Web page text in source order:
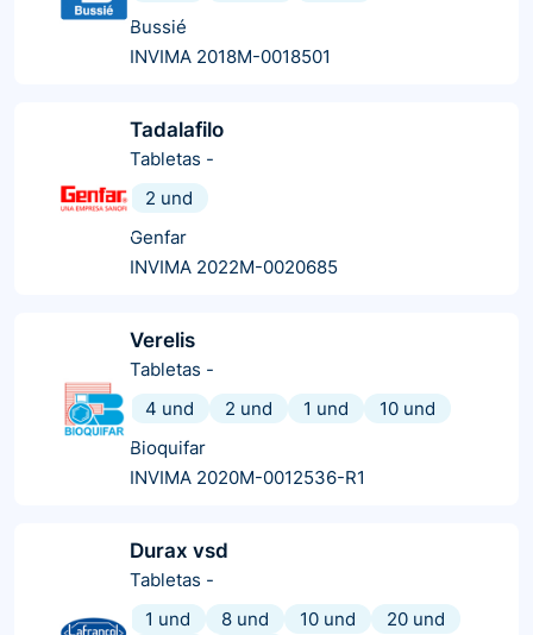
Bussié
INVIMA 2018M-0018501
Tadalafilo
Tabletas -
2 und
Genfar
INVIMA 2022M-0020685
Verelis
Tabletas -
4 und
2 und 1 und
10 und
Bioquifar
INVIMA 2020M-0012536-R1
Durax vsd
Tabletas -
1 und
8 und 10 und
20 und